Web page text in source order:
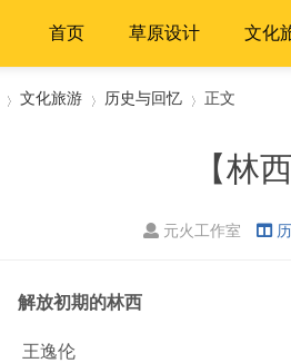
首页 草原设计 文化
文化旅游 历史与回忆 正文
【林
元火工作室
解放初期的林西
王逸伦